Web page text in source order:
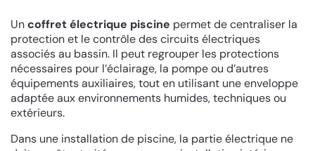
Uncoffret électrique piscine permet de centraliser la
protection et le contrôle des circuits électriques
associés au bassin. Il peut regrouper les protections
nécessaires pour l’éclairage, la pompe ou d’autres
équipements auxiliaires, tout en utilisant une enveloppe
adaptée aux environnements humides, techniques ou
extérieurs.
Dans une installation de piscine, la partie électrique ne